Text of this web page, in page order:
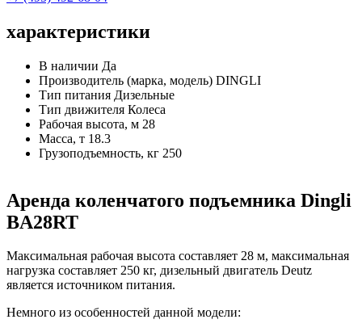
характеристики
В наличии Да
Производитель (марка, модель) DINGLI
Тип питания Дизельные
Тип движителя Колеса
Рабочая высота, м 28
Масса, т 18.3
Грузоподъемность, кг 250
Аренда коленчатого подъемника Dingli
BA28RT
Максимальная рабочая высота составляет 28 м, максимальная
нагрузка составляет 250 кг, дизельный двигатель Deutz
является источником питания.
Немного из особенностей данной модели: